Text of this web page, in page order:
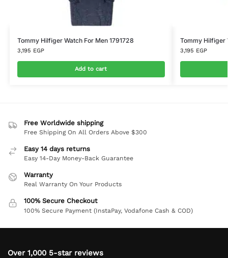
Tommy Hilfiger Watch For Men 1791728
3,195 EGP
Add to cart
Tommy Hilfiger
3,195 EGP
Free Worldwide shipping
Free Shipping On All Orders Above $300
Easy 14 days returns
Easy 14-Day Money-Back Guarantee
Warranty
Real Warranty On Your Products
100% Secure Checkout
100% Secure Payment (InstaPay, Vodafone Cash & COD)
Over 1,000 5-star reviews